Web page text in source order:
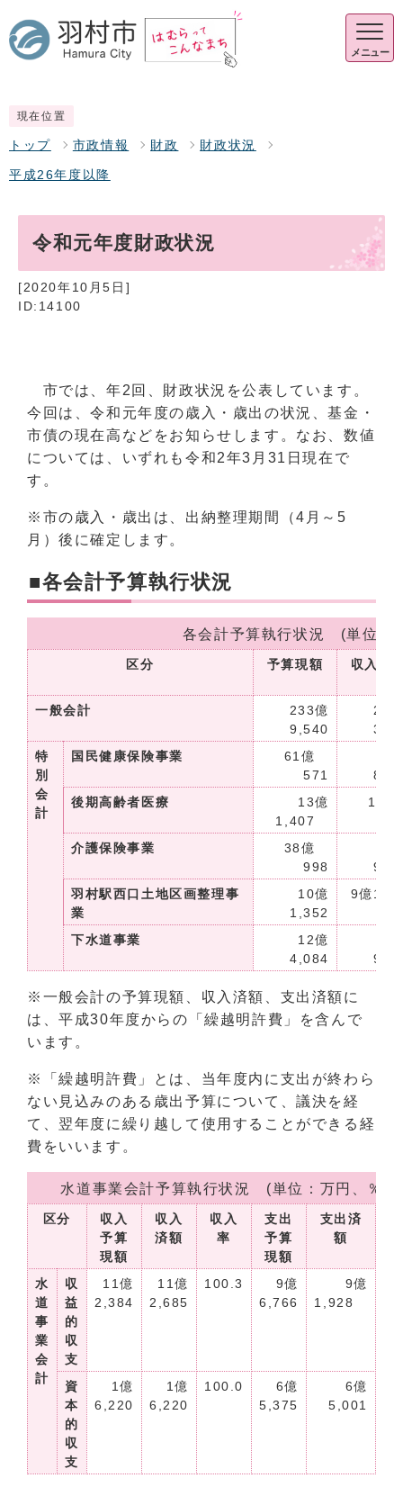
メニュー
現在位置
トップ 市政情報 財政 財政状況
平成26年度以降
令和元年度財政状況
[2020年10月5日]
ID:14100
市では、年2回、財政状況を公表しています。
今回は、令和元年度の歳入・歳出の状況、基金・
市債の現在高などをお知らせします。なお、数値
については、いずれも令和2年3月31日現在で
す。
※市の歳入・歳出は、出納整理期間（4月～5
月）後に確定します。
■各会計予算執行状況
各会計予算執行状況 (単位：
区分 予算現額 収入済
一般会計
233億
9,540
221
特
別
会
計
国民健康保険事業
61億
571
後期高齢者医療
13億
1,407
13
介護保険事業
38億
998
羽村駅西口土地区画整理事
業
10億
1,352
9億
下水道事業
12億
4,084
※一般会計の予算現額、収入済額、支出済額に
は、平成30年度からの「繰越明許費」を含んで
います。
※「繰越明許費」とは、当年度内に支出が終わら
ない見込みのある歳出予算について、議決を経
て、翌年度に繰り越して使用することができる経
費をいいます。
水道事業会計予算執行状況 (単位：万円、％)
区分
収入
予算
現額
収入
済額
収入
率
支出
予算
現額
支出済
額
水
道
事
業
会
計
収
益
的
収
支
11億
2,384
11億
2,685
100.3
9億
6,766
9億
1,928
資
本
的
収
支
1億
6,220
1億
6,220
100.0
6億
5,375
6億
5,001